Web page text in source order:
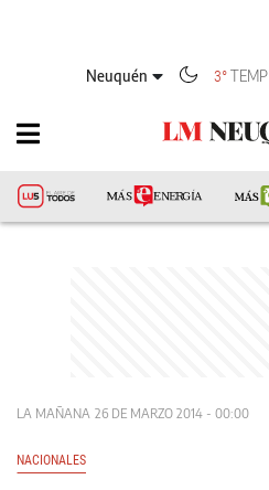
Neuquén 3° TEMP
LA MAÑANA 26 DE MARZO 2014 - 00:00
NACIONALES